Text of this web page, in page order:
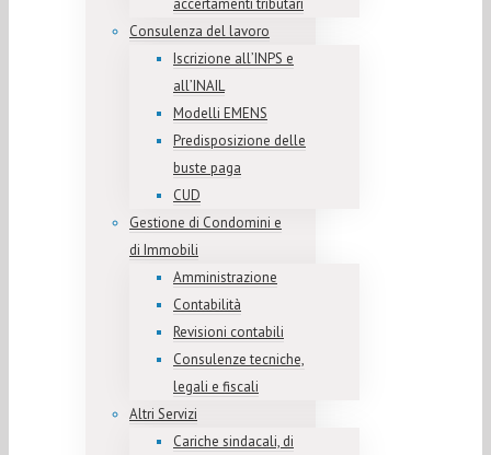
accertamenti tributari
Consulenza del lavoro
Iscrizione all’INPS e
all’INAIL
Modelli EMENS
Predisposizione delle
buste paga
CUD
Gestione di Condomini e
di Immobili
Amministrazione
Contabilità
Revisioni contabili
Consulenze tecniche,
legali e fiscali
Altri Servizi
Cariche sindacali, di